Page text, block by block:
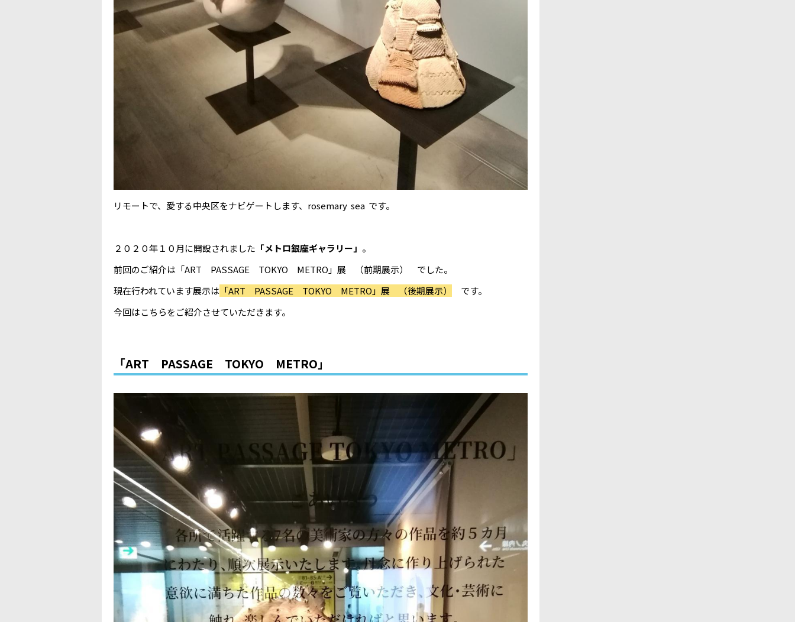
リモートで、愛する中央区をナビゲートします、rosemary sea です。
２０２０年１０月に開設されました 「メトロ銀座ギャラリー」 。
前回のご紹介は「ART PASSAGE TOKYO METRO」展 （前期展示） でした。
現在行われています展示は 「ART PASSAGE TOKYO METRO」展 （後期展示）
です。
今回はこちらをご紹介させていただきます。
「ART PASSAGE TOKYO METRO」